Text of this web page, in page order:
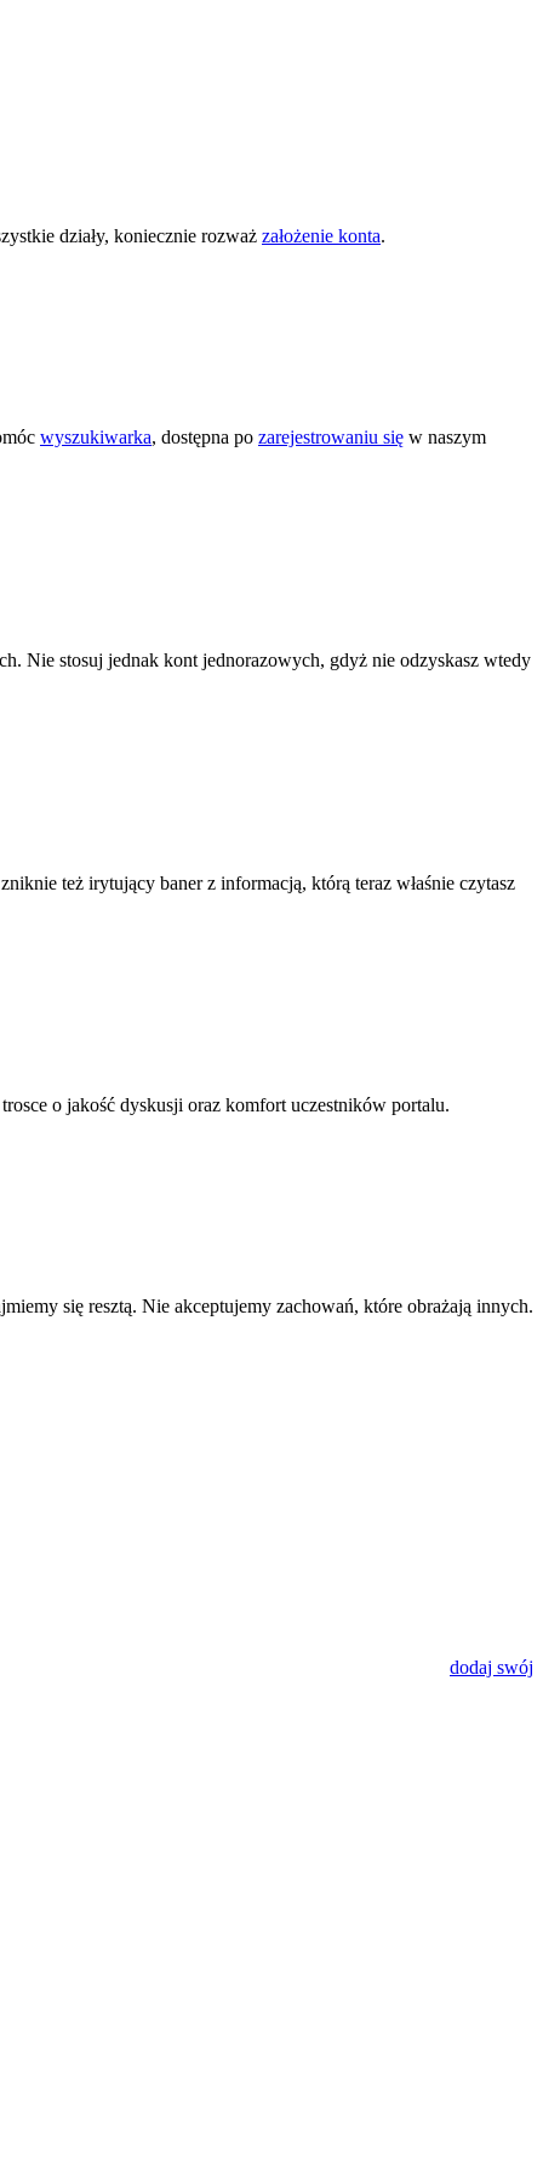
działy, koniecznie rozważ założenie konta.
wyszukiwarka, dostępna po zarejestrowaniu się w naszym
Nie stosuj jednak kont jednorazowych, gdyż nie odzyskasz wtedy
też irytujący baner z informacją, którą teraz właśnie czytasz
o jakość dyskusji oraz komfort uczestników portalu.
się resztą. Nie akceptujemy zachowań, które obrażają innych.
dodaj swój